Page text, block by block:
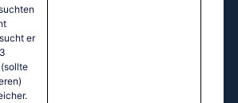
er